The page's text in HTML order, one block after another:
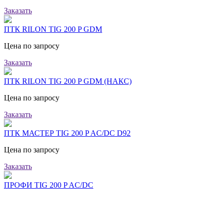
Заказать
ПТК RILON TIG 200 P GDM
Цена по запросу
Заказать
ПТК RILON TIG 200 P GDM (НАКС)
Цена по запросу
Заказать
ПТК МАСТЕР TIG 200 P AC/DC D92
Цена по запросу
Заказать
ПРОФИ TIG 200 P AC/DC